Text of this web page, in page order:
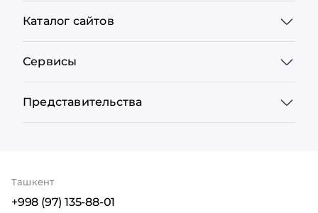
Каталог сайтов
Сервисы
Представительства
Ташкент
+998 (97) 135-88-01